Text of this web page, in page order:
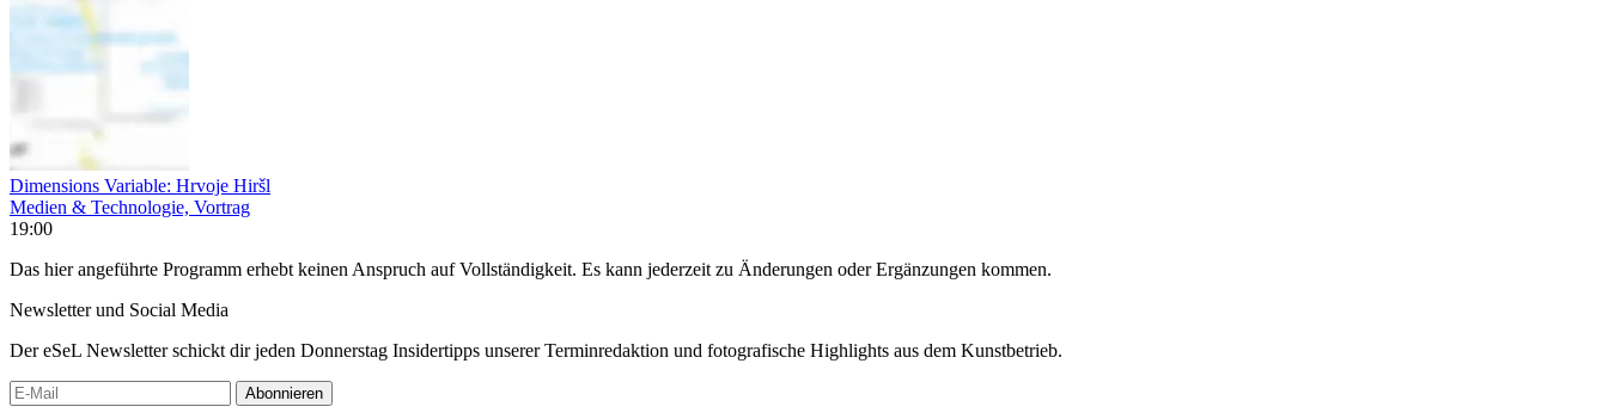
Dimensions Variable: Hrvoje Hiršl
Medien & Technologie, Vortrag
19:00
Das hier angeführte Programm erhebt keinen Anspruch auf Vollständigkeit. Es kann jederzeit zu Änderungen oder Ergänzungen kommen.
Newsletter und Social Media
Der eSeL Newsletter schickt dir jeden Donnerstag Insidertipps unserer Terminredaktion und fotografische Highlights aus dem Kunstbetrieb.
Abonnieren